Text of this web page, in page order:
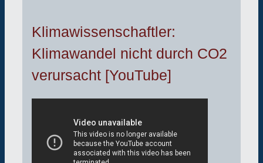
Klimawissenschaftler:
Klimawandel nicht durch CO2
verursacht [YouTube]